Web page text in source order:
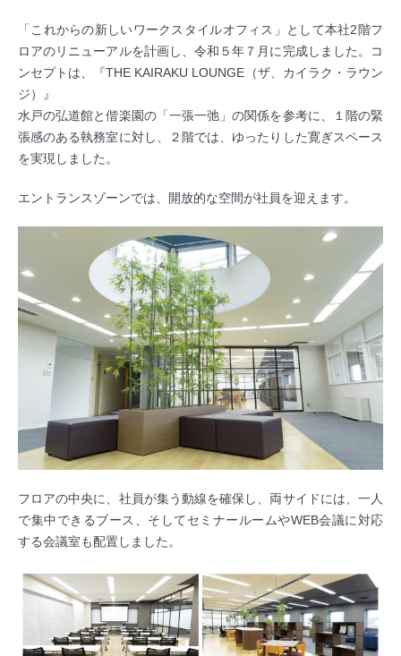
「これからの新しいワークスタイルオフィス」として本社2階フ
ロアのリニューアルを計画し、令和５年７月に完成しました。コ
ンセプトは、『THE KAIRAKU LOUNGE（ザ、カイラク・ラウン
ジ）』
水戸の弘道館と偕楽園の「一張一弛」の関係を参考に、１階の緊
張感のある執務室に対し、２階では、ゆったりした寛ぎスペース
を実現しました。
エントランスゾーンでは、開放的な空間が社員を迎えます。
フロアの中央に、社員が集う動線を確保し、両サイドには、一人
で集中できるブース、そしてセミナールームやWEB会議に対応
する会議室も配置しました。